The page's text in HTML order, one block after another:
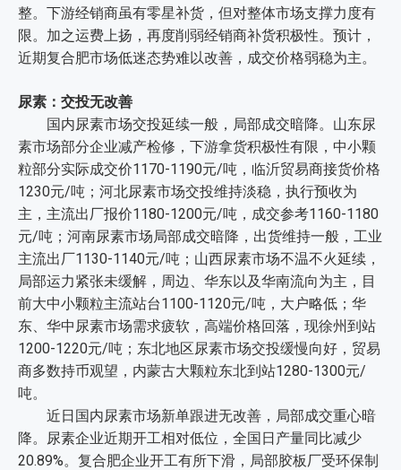
整。下游经销商虽有零星补货，但对整体市场支撑力度有
限。加之运费上扬，再度削弱经销商补货积极性。预计，
近期复合肥市场低迷态势难以改善，成交价格弱稳为主。
尿素：交投无改善
国内尿素市场交投延续一般，局部成交暗降。山东尿
素市场部分企业减产检修，下游拿货积极性有限，中小颗
粒部分实际成交价1170-1190元/吨，临沂贸易商接货价格
1230元/吨；河北尿素市场交投维持淡稳，执行预收为
主，主流出厂报价1180-1200元/吨，成交参考1160-1180
元/吨；河南尿素市场局部成交暗降，出货维持一般，工业
主流出厂1130-1140元/吨；山西尿素市场不温不火延续，
局部运力紧张未缓解，周边、华东以及华南流向为主，目
前大中小颗粒主流站台1100-1120元/吨，大户略低；华
东、华中尿素市场需求疲软，高端价格回落，现徐州到站
1200-1220元/吨；东北地区尿素市场交投缓慢向好，贸易
商多数持币观望，内蒙古大颗粒东北到站1280-1300元/
吨。
近日国内尿素市场新单跟进无改善，局部成交重心暗
降。尿素企业近期开工相对低位，全国日产量同比减少
20.89%。复合肥企业开工有所下滑，局部胶板厂受环保制